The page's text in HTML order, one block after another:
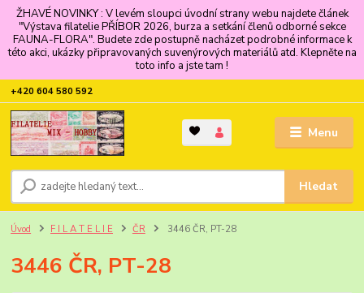
ŽHAVÉ NOVINKY : V levém sloupci úvodní strany webu najdete článek
"Výstava filatelie PŘÍBOR 2026, burza a setkání členů odborné sekce
FAUNA-FLORA". Budete zde postupně nacházet podrobné informace k
této akci, ukázky připravovaných suvenýrových materiálů atd. Klepněte na
toto info a jste tam !
Menu
Hledat
+420 604 580 592
Úvod F I L A T E L I E ČR 3446 ČR, PT-28
3446 ČR, PT-28